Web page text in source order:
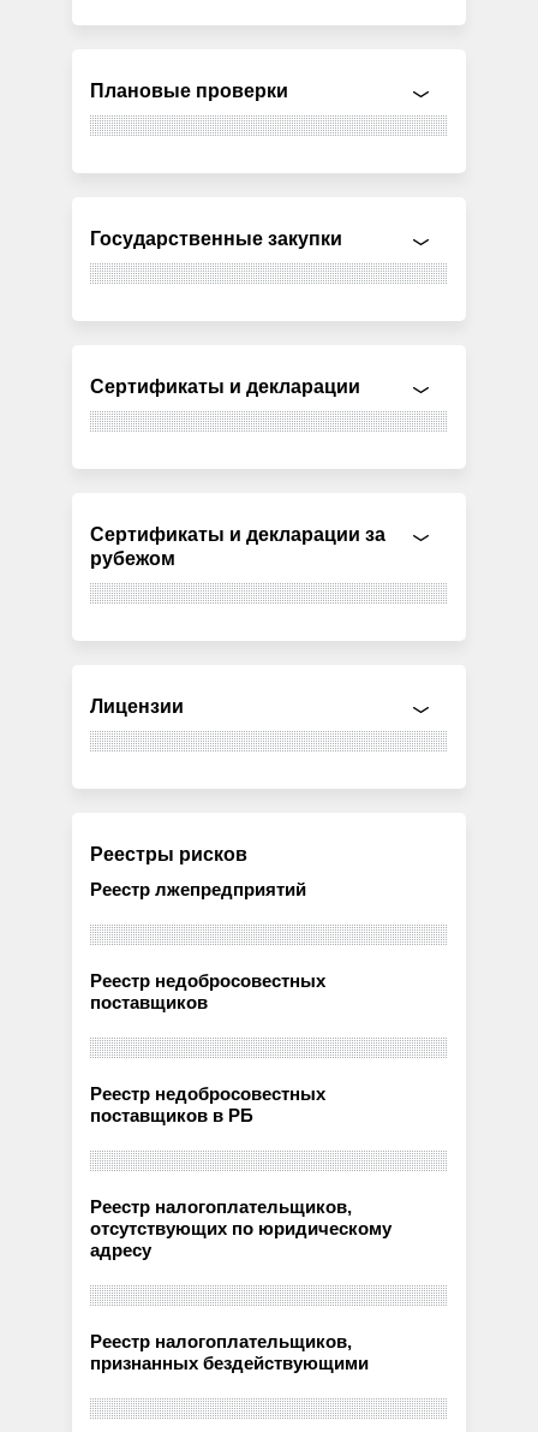
Плановые проверки
Государственные закупки
Сертификаты и декларации
Сертификаты и декларации за
рубежом
Лицензии
Реестры рисков
Реестр лжепредприятий
Реестр недобросовестных
поставщиков
Реестр недобросовестных
поставщиков в РБ
Реестр налогоплательщиков,
отсутствующих по юридическому
адресу
Реестр налогоплательщиков,
признанных бездействующими